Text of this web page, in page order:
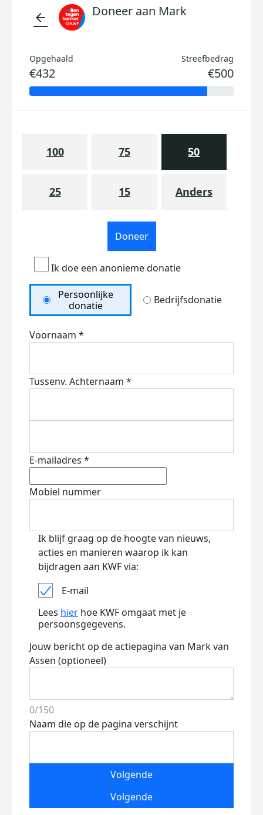
arrow_back Doneer aan Mark
Opgehaald
€432
Streefbedrag
€500
100 75 50
25 15 Anders
Doneer
Ik doe een anonieme donatie
Persoonlijke
donatie
Bedrijfsdonatie
Voornaam *
Tussenv. Achternaam *
E-mailadres *
Mobiel nummer
Ik blijf graag op de hoogte van nieuws,
acties en manieren waarop ik kan
bijdragen aan KWF via:
E-mail
Lees hier hoe KWF omgaat met je
persoonsgegevens.
Jouw bericht op de actiepagina van Mark van
Assen (optioneel)
0/150
Naam die op de pagina verschijnt
Volgende
Volgende